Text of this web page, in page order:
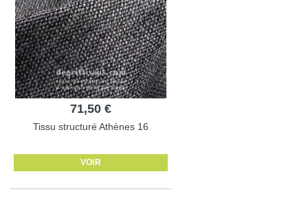
71,50 €
Tissu structuré Athènes 16
VOIR